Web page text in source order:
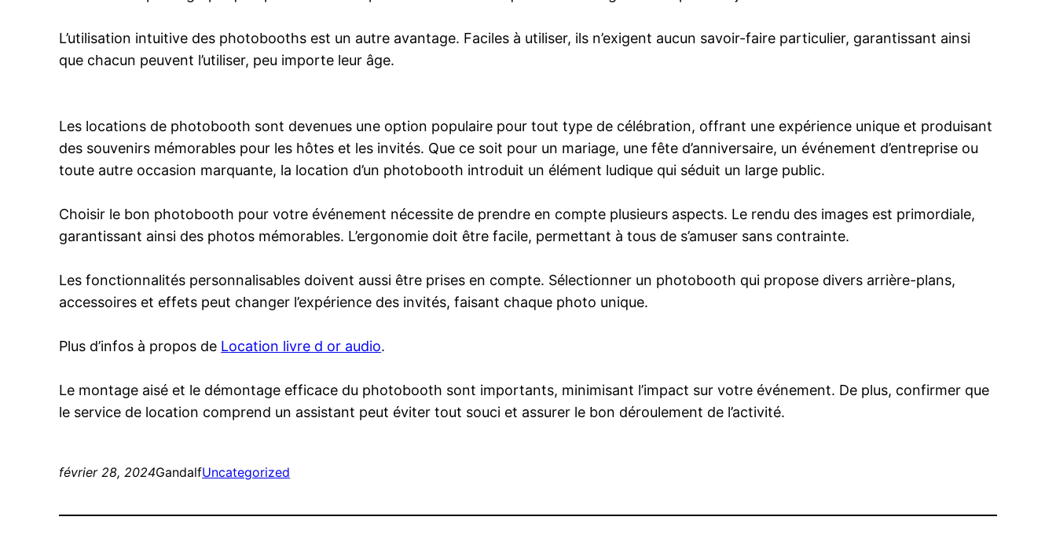
L’utilisation intuitive des photobooths est un autre avantage. Faciles à utiliser, ils n’exigent aucun savoir-faire particulier, garantissant ainsi
que chacun peuvent l’utiliser, peu importe leur âge.
Les locations de photobooth sont devenues une option populaire pour tout type de célébration, offrant une expérience unique et produisant
des souvenirs mémorables pour les hôtes et les invités. Que ce soit pour un mariage, une fête d’anniversaire, un événement d’entreprise ou
toute autre occasion marquante, la location d’un photobooth introduit un élément ludique qui séduit un large public.
Choisir le bon photobooth pour votre événement nécessite de prendre en compte plusieurs aspects. Le rendu des images est primordiale,
garantissant ainsi des photos mémorables. L’ergonomie doit être facile, permettant à tous de s’amuser sans contrainte.
Les fonctionnalités personnalisables doivent aussi être prises en compte. Sélectionner un photobooth qui propose divers arrière-plans,
accessoires et effets peut changer l’expérience des invités, faisant chaque photo unique.
Plus d’infos à propos de Location livre d or audio.
Le montage aisé et le démontage efficace du photobooth sont importants, minimisant l’impact sur votre événement. De plus, confirmer que
le service de location comprend un assistant peut éviter tout souci et assurer le bon déroulement de l’activité.
février 28, 2024GandalfUncategorized